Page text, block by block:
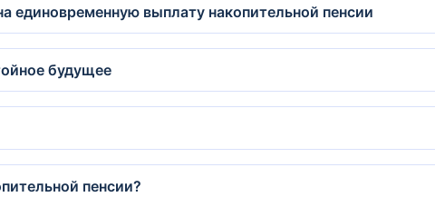
единовременную выплату накопительной пенсии
будущее
пенсии?